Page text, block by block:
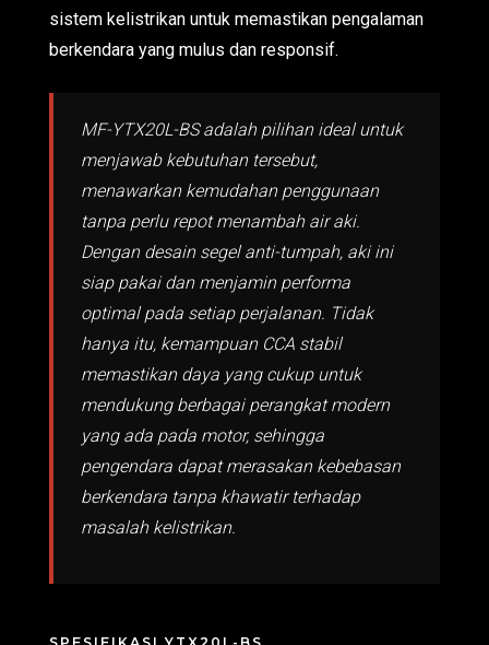
sistem kelistrikan untuk memastikan pengalaman
berkendara yang mulus dan responsif.
MF-YTX20L-BS adalah pilihan ideal untuk
menjawab kebutuhan tersebut,
menawarkan kemudahan penggunaan
tanpa perlu repot menambah air aki.
Dengan desain segel anti-tumpah, aki ini
siap pakai dan menjamin performa
optimal pada setiap perjalanan. Tidak
hanya itu, kemampuan CCA stabil
memastikan daya yang cukup untuk
mendukung berbagai perangkat modern
yang ada pada motor, sehingga
pengendara dapat merasakan kebebasan
berkendara tanpa khawatir terhadap
masalah kelistrikan.